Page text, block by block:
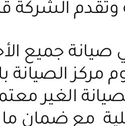
وتقدم الشركة
صيانة جميع
مركز الصيانة
الغير
مع ضمان ما